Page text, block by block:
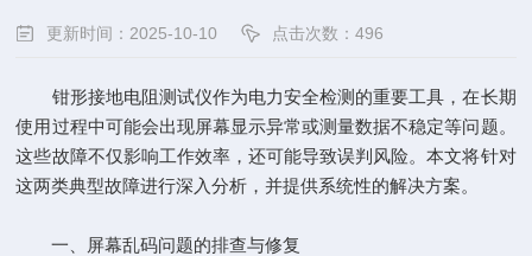
更新时间：2025-10-10 点击次数：496
钳形接地电阻测试仪作为电力安全检测的重要工具，在长期
使用过程中可能会出现屏幕显示异常或测量数据不稳定等问题。
这些故障不仅影响工作效率，还可能导致误判风险。本文将针对
这两类典型故障进行深入分析，并提供系统性的解决方案。
一、屏幕乱码问题的排查与修复